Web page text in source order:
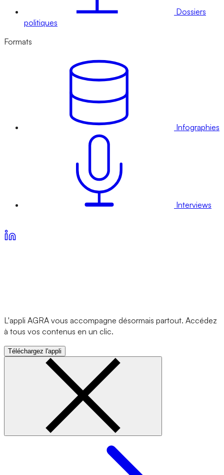
Dossiers
politiques
Formats
Infographies
Interviews
L'appli AGRA vous accompagne désormais partout. Accédez
à tous vos contenus en un clic.
Téléchargez l'appli